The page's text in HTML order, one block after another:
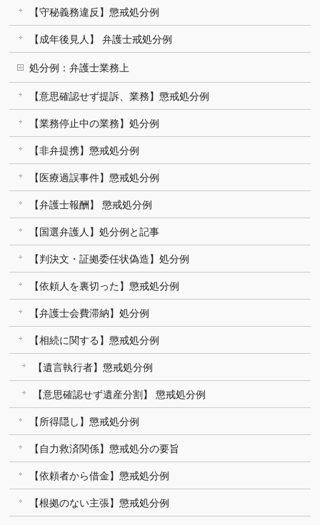
【守秘義務違反】懲戒処分例
【成年後見人】 弁護士戒処分例
処分例：弁護士業務上
【意思確認せず提訴、業務】懲戒処分例
【業務停止中の業務】処分例
【非弁提携】懲戒処分例
【医療過誤事件】懲戒処分例
【弁護士報酬】 懲戒処分例
【国選弁護人】処分例と記事
【判決文・証拠委任状偽造】処分例
【依頼人を裏切った】懲戒処分例
【弁護士会費滞納】処分例
【相続に関する】懲戒処分例
【遺言執行者】懲戒処分例
【意思確認せず遺産分割】 懲戒処分例
【所得隠し】懲戒処分例
【自力救済関係】懲戒処分の要旨
【依頼者から借金】懲戒処分例
【根拠のない主張】懲戒処分例